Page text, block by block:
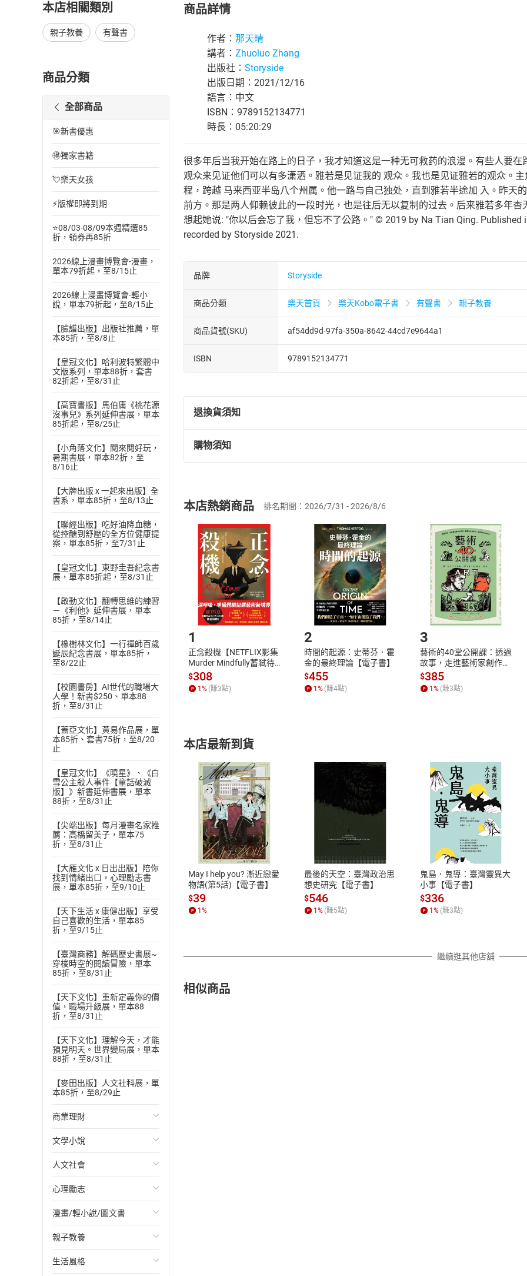
本店相關類別
親子教養 有聲書
商品分類
全部商品
🎯新書優惠
🉐獨家書籍
💘樂天女孩
⚡版權即將到期
⭐08/03-08/09本週精選85
折，領券再85折
2026線上漫畫博覽會-漫畫，
單本79折起，至8/15止
2026線上漫畫博覽會-輕小
說，單本79折起，至8/15止
【臉譜出版】出版社推薦，單
本85折，至8/8止
【皇冠文化】哈利波特繁體中
文版系列，單本88折，套書
82折起，至8/31止
【高寶書版】馬伯庸《桃花源
沒事兒》系列延伸書展，單本
85折起，至8/25止
【小角落文化】閱來閱好玩，
暑期書展，單本82折，至
8/16止
【大牌出版 x 一起來出版】全
書系，單本85折，至8/13止
【聯經出版】吃好油降血糖，
從控醣到舒壓的全方位健康提
案，單本85折，至7/31止
【皇冠文化】東野圭吾紀念書
展，單本85折起，至8/31止
【啟動文化】翻轉思維的練習
－《利他》延伸書展，單本
85折，至8/14止
【橡樹林文化】一行禪師百歲
誕辰紀念書展，單本85折，
至8/22止
【校園書房】AI世代的職場大
人學！新書$250、單本88
折，至8/31止
【蓋亞文化】黃易作品展，單
本85折、套書75折，至8/20
止
【皇冠文化】《曉星》、《白
雪公主殺人事件【童話破滅
版】》新書延伸書展，單本
88折，至8/31止
【尖端出版】每月漫畫名家推
薦：高橋留美子，單本75
折，至8/31止
【大雁文化 x 日出出版】陪你
找到情緒出口，心理勵志書
展，單本85折，至9/10止
【天下生活 x 康健出版】享受
自己喜歡的生活，單本85
折，至9/15止
【臺灣商務】解碼歷史書展~
穿梭時空的閱讀冒險，單本
85折，至8/31止
【天下文化】重新定義你的價
值，職場升級展，單本88
折，至8/31止
【天下文化】理解今天，才能
預見明天。世界變局展，單本
88折，至8/31止
【麥田出版】人文社科展，單
本85折，至8/29止
商業理財
投資理財
經濟/趨勢
財務/金融
管理/領導
職場工作術
成功法
文學小說
歐美文學
日本文學
韓國文學
華文文學
經典文學
人文社會
國際關係
政治
社會科學
台灣/中國歷史
心理勵志
心靈成長/情緒
人際關係
兩性關係
漫畫/輕小說/圖文書
輕小說
奇幻/科幻
親子教養
教育現場
生活風格
商品詳情
作者： 那天晴
講者： Zhuoluo Zhang
出版社： Storyside
出版日期：2021/12/16
語言：中文
ISBN：9789152134771
時長：05:20:29
很多年后当我开始在路上的日子，我才知道这是一种无可救药的浪漫。有些人要
观众来见证他们可以有多潇洒。雅若是见证我的 观众。我也是见证雅若的观众。
程，跨越 马来西亚半岛八个州属。他一路与自己独处，直到雅若半途加 入。昨天
前方。那是两人仰赖彼此的一段时光，也是往后无以复制的过去。后来雅若多年
想起她说: "你以后会忘了我，但忘不了公路。" © 2019 by Na Tian Qing.
recorded by Storyside 2021.
品牌 Storyside
商品分類 樂天首頁 樂天Kobo電子書 有聲書 親子教養
商品貨號(SKU) af54dd9d-97fa-350a-8642-44cd7e9644a1
ISBN 9789152134771
退換貨須知
退換貨規定：
(一)依消費者保護法第19條第1項後段暨通訊交易解除權合理例外情事適用
(二)消費者訂購本店鋪之商品即代表知悉本店鋪所銷售之商品為電子書，
且已下載/存取電子書，不得請求退貨退款。
退貨方式：您欲取消訂單或辦理退貨時，請登入樂天市場，並於「我的訂單
貨」，本店鋪將依您的申請進行審核，待審核通過後將為您辦理退款事宜。
請注意，樂天市場須以整筆訂單為單位進行取消/退貨，恕無法以單支商品取
購物須知
挑選商品
Choose
放入購物車
Shopping cart
登入帳號
Login
購書後，如何開始使用？
Step1.選擇閱讀載具 Step2.登入
付款方式
ATM轉帳、信用卡、LINE PAY、AFTEE
退換貨規範
本店是否提供消費者保護法七日猶
之權利，遽消費者保護法及通訊交
除權合理例外情事適用準則，依商
質各有不同規定。詳細退換貨說明
照各商品說明。
本店熱銷商品 排名期間：2026/7/31 - 2026/8/6
1
正念殺機【NETFLIX影集
Murder Mindfully蓄弒待
發】【電子書】
$308
1 % (賺3點)
2
時間的起源：史蒂芬．霍
金的最終理論【電子書】
$455
1 % (賺4點)
3
藝術的40堂公開課：透過
故事，走進藝術家創作現
場，看藝術如何誕生、如
何形塑人類生活【電子
書】
$385
1 % (賺3點)
本店最新到貨
May I help you? 漸近戀愛
物語(第5話)【電子書】
$39
1 %
最後的天空：臺灣政治思
想史研究【電子書】
$546
1 % (賺5點)
鬼島．鬼導：臺灣靈異大
小事【電子書】
$336
1 % (賺3點)
繼續逛其他店舖
相似商品